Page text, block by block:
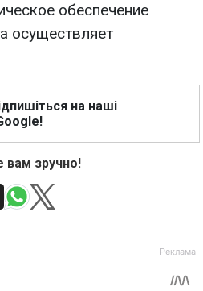
обеспечение
осуществляет
на наші
вам зручно!